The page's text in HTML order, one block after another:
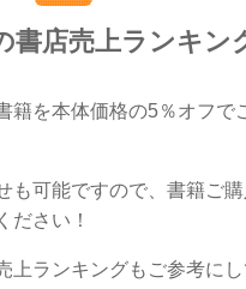
書店売上ランキン
籍を本体価格の5％オフで
も可能ですので、書籍ご
ださい！
上ランキングもご参考にし